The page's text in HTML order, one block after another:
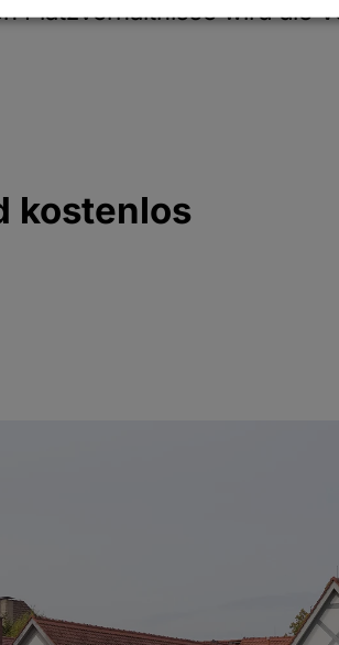
Platzverhältnisse wird die
kostenlos